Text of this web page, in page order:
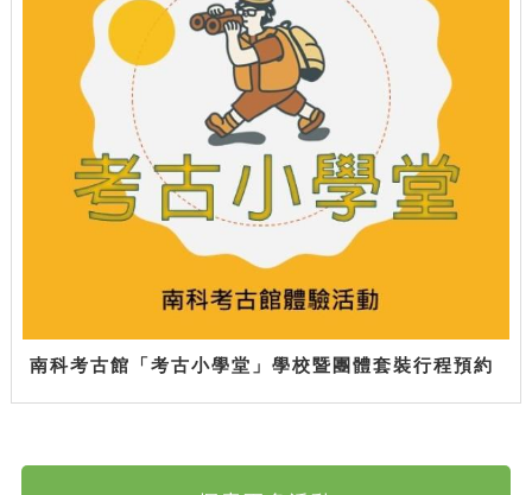
南科考古館「考古小學堂」學校暨團體套裝行程預約